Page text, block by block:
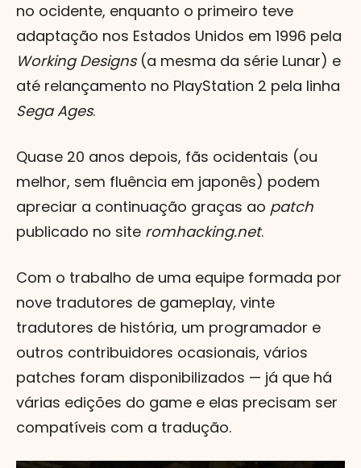
no ocidente, enquanto o primeiro teve
adaptação nos Estados Unidos em 1996 pela
Working Designs(a mesma da série Lunar) e
até relançamento no PlayStation 2 pela linha
Sega Ages.
Quase 20 anos depois, fãs ocidentais (ou
melhor, sem fluência em japonês) podem
apreciar a continuação graças ao patch
publicado no site romhacking.net.
Com o trabalho de uma equipe formada por
nove tradutores de gameplay, vinte
tradutores de história, um programador e
outros contribuidores ocasionais, vários
patches foram disponibilizados — já que há
várias edições do game e elas precisam ser
compatíveis com a tradução.